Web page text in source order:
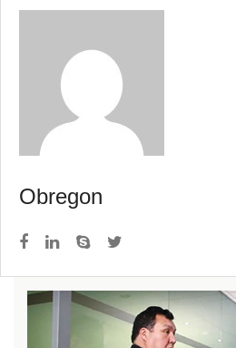
Obregon